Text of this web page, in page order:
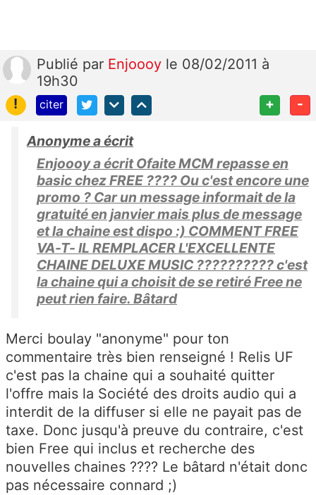
Publié par Enjoooy le 08/02/2011 à
19h30
!
citer + -
Anonyme a écrit
Enjoooy a écrit Ofaite MCM repasse en
basic chez FREE ???? Ou c'est encore une
promo ? Car un message informait de la
gratuité en janvier mais plus de message
et la chaine est dispo :) COMMENT FREE
VA-T- IL REMPLACER L'EXCELLENTE
CHAINE DELUXE MUSIC ?????????? c'est
la chaine qui a choisit de se retiré Free ne
peut rien faire. Bâtard
Merci boulay "anonyme" pour ton
commentaire très bien renseigné ! Relis UF
c'est pas la chaine qui a souhaité quitter
l'offre mais la Société des droits audio qui a
interdit de la diffuser si elle ne payait pas de
taxe. Donc jusqu'à preuve du contraire, c'est
bien Free qui inclus et recherche des
nouvelles chaines ???? Le bâtard n'était donc
pas nécessaire connard ;)